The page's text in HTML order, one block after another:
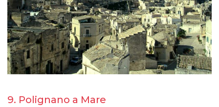
9. Polignano a Mare